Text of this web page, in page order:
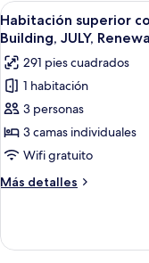
no
fumadores
(Small,Main
Building,JULY,2025
Renewal)
Abrir
todas
las
fotos
de
Habitación
superior
con
2
camas
(3
pax,
4
Habitación superior
Building, JULY,
291 pies cuadrados
1 habitación
3 personas
3 camas individuales
Wifi gratuito
Más detalles
Más
superior